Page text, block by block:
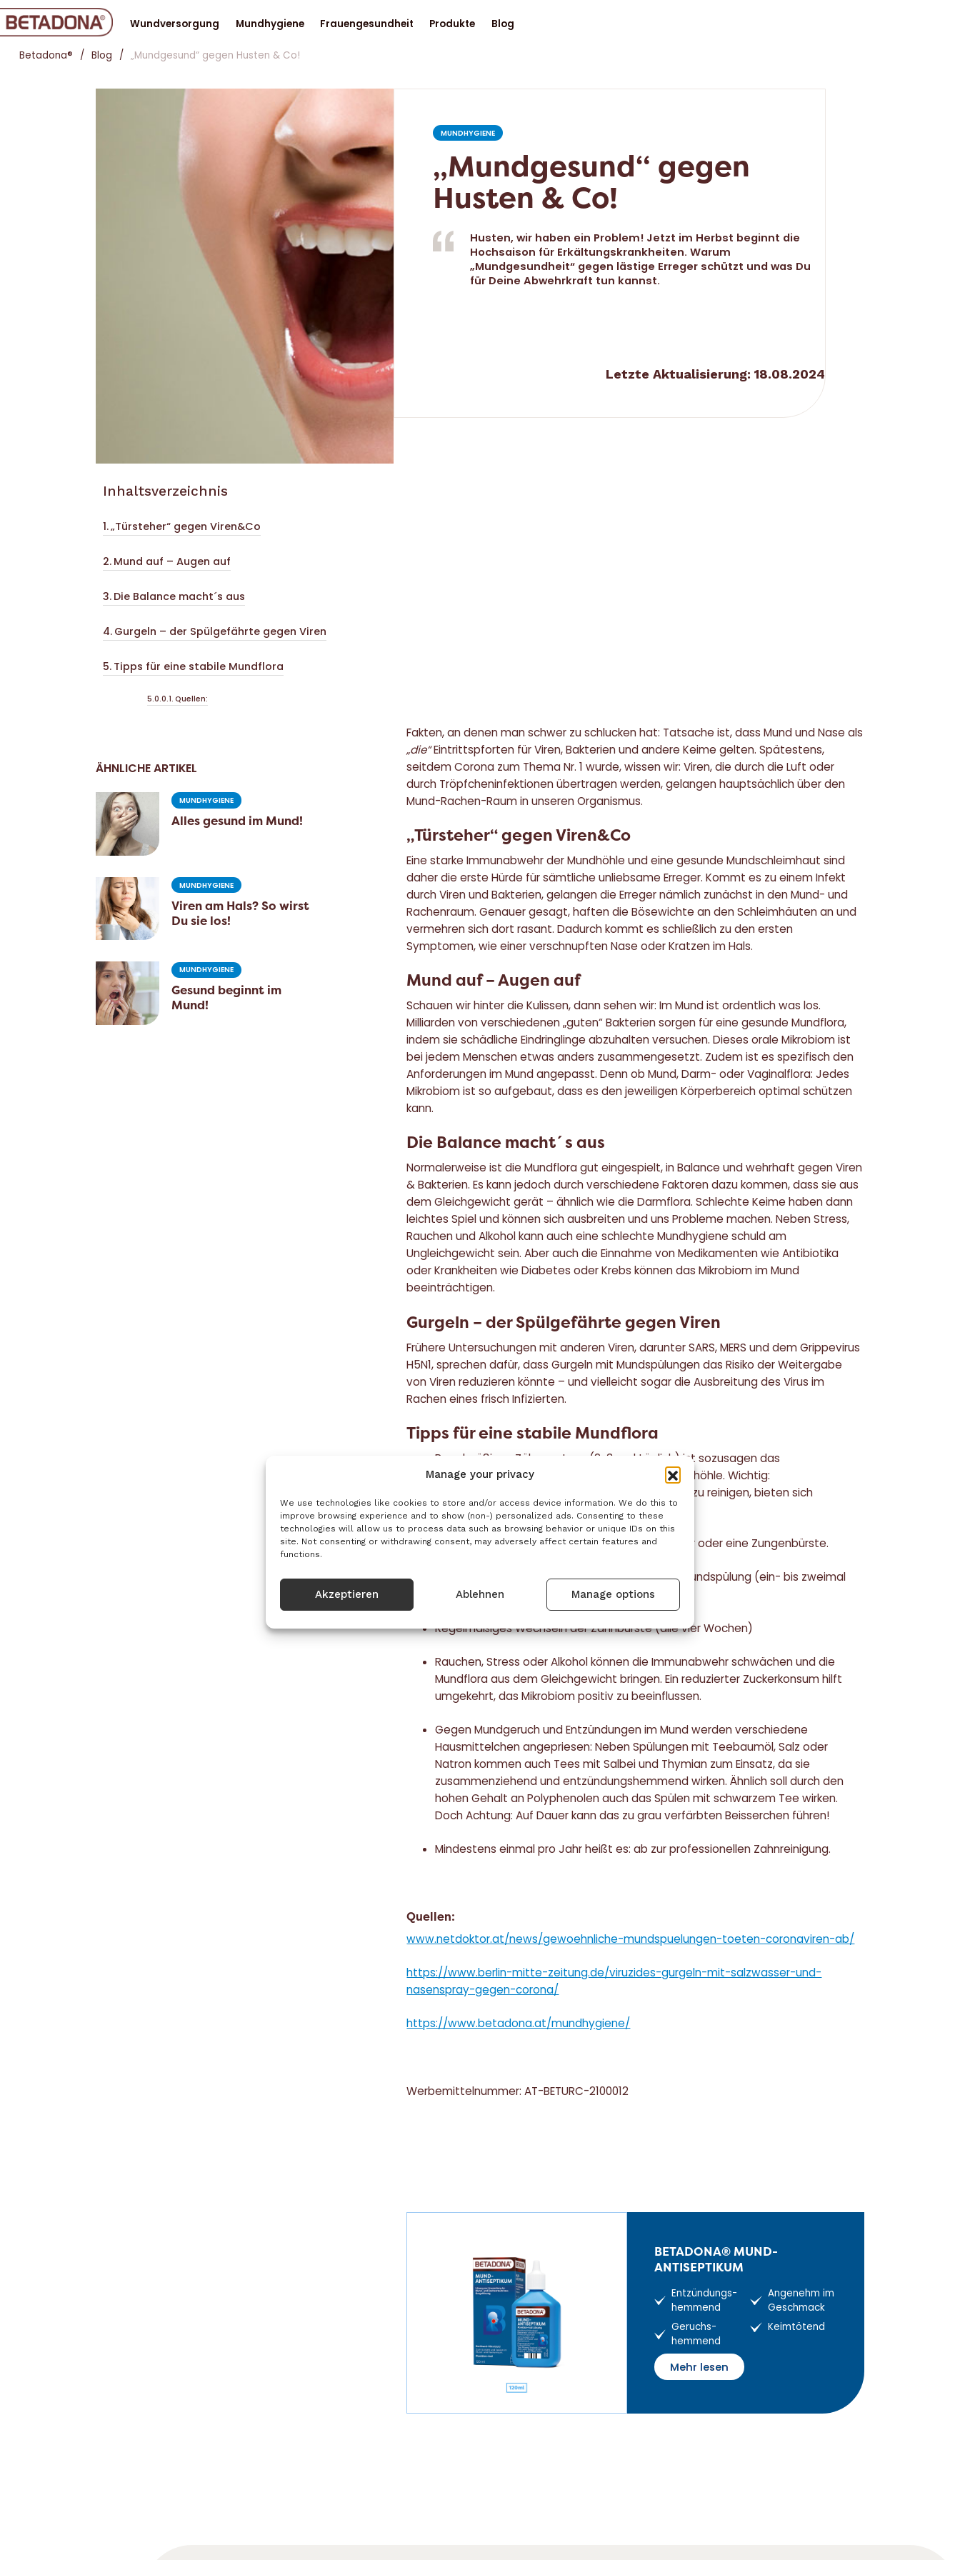
Manage your privacy
We use technologies like cookies to store and/or access device information. We do this to
improve browsing experience and to show (non-) personalized ads. Consenting to these
technologies will allow us to process data such as browsing behavior or unique IDs on this
site. Not consenting or withdrawing consent, may adversely affect certain features and
functions.
Akzeptieren Ablehnen Manage options
Wundversorgung Mundhygiene Frauengesundheit Produkte Blog
Betadona® Blog „Mundgesund“ gegen Husten & Co!
MUNDHYGIENE
„Mundgesund“ gegen
Husten & Co!
Husten, wir haben ein Problem! Jetzt im Herbst beginnt die
Hochsaison für Erkältungskrankheiten. Warum
„Mundgesundheit“ gegen lästige Erreger schützt und was Du
für Deine Abwehrkraft tun kannst.
Letzte Aktualisierung: 18.08.2024
Inhaltsverzeichnis
„Türsteher“ gegen Viren&Co
Mund auf – Augen auf
Die Balance macht´s aus
Gurgeln – der Spülgefährte gegen Viren
Tipps für eine stabile Mundflora
Quellen:
ÄHNLICHE ARTIKEL
MUNDHYGIENE
Alles gesund im Mund!
MUNDHYGIENE
Viren am Hals? So wirst
Du sie los!
MUNDHYGIENE
Gesund beginnt im
Mund!
Fakten, an denen man schwer zu schlucken hat: Tatsache ist, dass Mund und Nase als
„die“Eintrittspforten für Viren, Bakterien und andere Keime gelten. Spätestens,
seitdem Corona zum Thema Nr. 1 wurde, wissen wir: Viren, die durch die Luft oder
durch Tröpfcheninfektionen übertragen werden, gelangen hauptsächlich über den
Mund-Rachen-Raum in unseren Organismus.
„Türsteher“ gegen Viren&Co
Eine starke Immunabwehr der Mundhöhle und eine gesunde Mundschleimhaut sind
daher die erste Hürde für sämtliche unliebsame Erreger. Kommt es zu einem Infekt
durch Viren und Bakterien, gelangen die Erreger nämlich zunächst in den Mund- und
Rachenraum. Genauer gesagt, haften die Bösewichte an den Schleimhäuten an und
vermehren sich dort rasant. Dadurch kommt es schließlich zu den ersten
Symptomen, wie einer verschnupften Nase oder Kratzen im Hals.
Mund auf – Augen auf
Schauen wir hinter die Kulissen, dann sehen wir: Im Mund ist ordentlich was los.
Milliarden von verschiedenen „guten“ Bakterien sorgen für eine gesunde Mundflora,
indem sie schädliche Eindringlinge abzuhalten versuchen. Dieses orale Mikrobiom ist
bei jedem Menschen etwas anders zusammengesetzt. Zudem ist es spezifisch den
Anforderungen im Mund angepasst. Denn ob Mund, Darm- oder Vaginalflora: Jedes
Mikrobiom ist so aufgebaut, dass es den jeweiligen Körperbereich optimal schützen
kann.
Die Balance macht´s aus
Normalerweise ist die Mundflora gut eingespielt, in Balance und wehrhaft gegen Viren
& Bakterien. Es kann jedoch durch verschiedene Faktoren dazu kommen, dass sie aus
dem Gleichgewicht gerät – ähnlich wie die Darmflora. Schlechte Keime haben dann
leichtes Spiel und können sich ausbreiten und uns Probleme machen. Neben Stress,
Rauchen und Alkohol kann auch eine schlechte Mundhygiene schuld am
Ungleichgewicht sein. Aber auch die Einnahme von Medikamenten wie Antibiotika
oder Krankheiten wie Diabetes oder Krebs können das Mikrobiom im Mund
beeinträchtigen.
Gurgeln – der Spülgefährte gegen Viren
Frühere Untersuchungen mit anderen Viren, darunter SARS, MERS und dem Grippevirus
H5N1, sprechen dafür, dass Gurgeln mit Mundspülungen das Risiko der Weitergabe
von Viren reduzieren könnte – und vielleicht sogar die Ausbreitung des Virus im
Rachen eines frisch Infizierten.
Tipps für eine stabile Mundflora
Regelmäßiges Zähneputzen (2-3 mal täglich) ist sozusagen das
Basisprogramm einer guten Hygiene in der Mundhöhle. Wichtig:
Zahnzwischenräume nicht vergessen. Um diese zu reinigen, bieten sich
Interdentalbürsten oder Zahnseide an.
Manche schwören zusätzlich auf Zungenschaber oder eine Zungenbürste.
Regelmäßige Anwendung von antibakterieller Mundspülung (ein- bis zweimal
täglich).
Regelmäßiges Wechseln der Zahnbürste (alle vier Wochen)
Rauchen, Stress oder Alkohol können die Immunabwehr schwächen und die
Mundflora aus dem Gleichgewicht bringen. Ein reduzierter Zuckerkonsum hilft
umgekehrt, das Mikrobiom positiv zu beeinflussen.
Gegen Mundgeruch und Entzündungen im Mund werden verschiedene
Hausmittelchen angepriesen: Neben Spülungen mit Teebaumöl, Salz oder
Natron kommen auch Tees mit Salbei und Thymian zum Einsatz, da sie
zusammenziehend und entzündungshemmend wirken. Ähnlich soll durch den
hohen Gehalt an Polyphenolen auch das Spülen mit schwarzem Tee wirken.
Doch Achtung: Auf Dauer kann das zu grau verfärbten Beisserchen führen!
Mindestens einmal pro Jahr heißt es: ab zur professionellen Zahnreinigung.
Quellen:
www.netdoktor.at/news/gewoehnliche-mundspuelungen-toeten-coronaviren-ab/
https://www.berlin-mitte-zeitung.de/viruzides-gurgeln-mit-salzwasser-und-
nasenspray-gegen-corona/
https://www.betadona.at/mundhygiene/
Werbemittelnummer: AT-BETURC-2100012
BETADONA® MUND-
ANTISEPTIKUM
Entzündungs-
hemmend
Geruchs-
hemmend
Angenehm im
Geschmack
Keimtötend
Mehr lesen